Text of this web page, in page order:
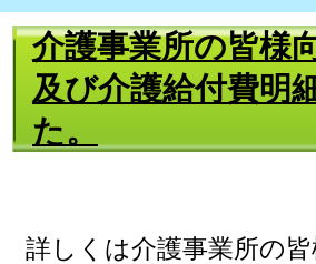
介護事業所の皆様
及び介護給付費明
た。
詳しくは介護事業所の